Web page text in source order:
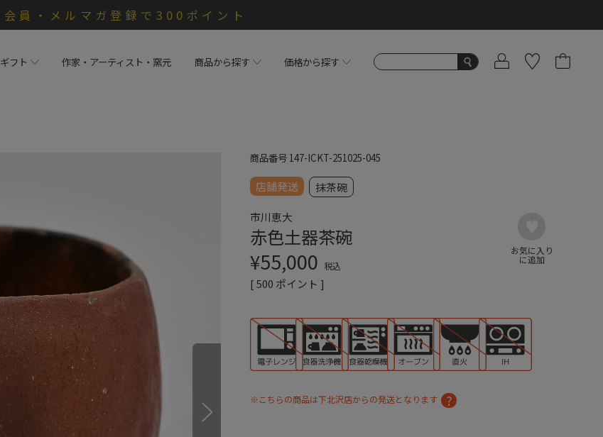
会員・メルマガ登録で300ポイント
ギフト 作家・アーティスト・窯元 商品から探す 価格から探す
商品番号 147-ICKT-251025-045
店舗発送 抹茶碗
市川恵大
赤色土器茶碗
¥55,000 税込
[500 ポイント ]
※こちらの商品は下北沢店からの発送となります